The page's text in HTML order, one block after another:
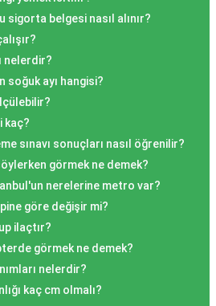
sigorta belgesi nasıl alınır?
nelerdir?
soğuk ayı hangisi?
kaç?
sınavı sonuçları nasıl öğrenilir?
görmek ne demek?
nerelerine metro var?
göre değişir mi?
ilaçtır?
görmek ne demek?
nelerdir?
kaç cm olmalı?